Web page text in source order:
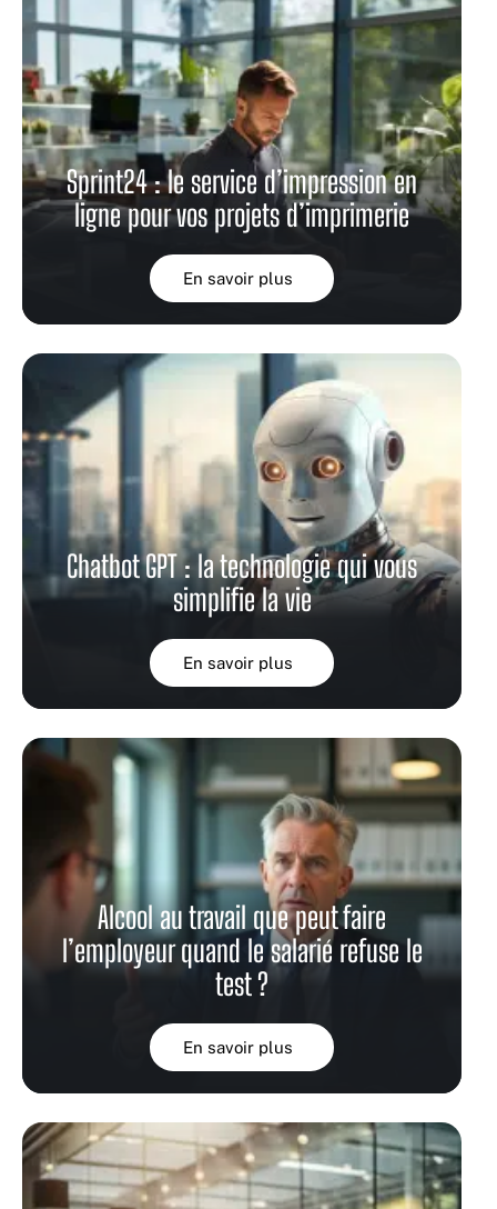
Sprint24 : le service d’impression en
ligne pour vos projets d’imprimerie
En savoir plus
Chatbot GPT : la technologie qui vous
simplifie la vie
En savoir plus
Alcool au travail que peut faire
l’employeur quand le salarié refuse le
test ?
En savoir plus